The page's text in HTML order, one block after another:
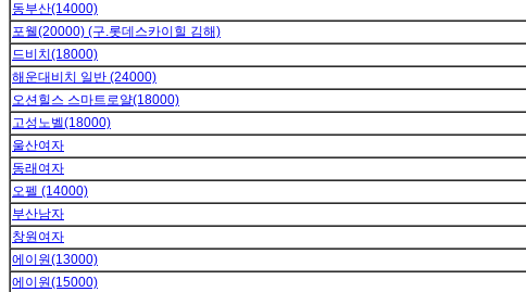
동부산(14000)
포웰(20000) (구.롯데스카이힐 김해)
드비치(18000)
해운대비치 일반 (24000)
오션힐스 스마트로얄(18000)
고성노벨(18000)
울산여자
동래여자
오펠 (14000)
부산남자
창원여자
에이원(13000)
에이원(15000)